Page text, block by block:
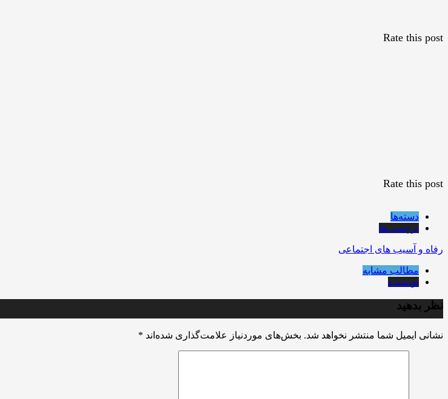
Rate this post
Rate this post
دسته‌ها
برچسب‌ها
رفاه و آسیب های اجتماعی
مطالب مشابه
نویسنده
نظر بدهید
نشانی ایمیل شما منتشر نخواهد شد. بخش‌های موردنیاز علامت‌گذاری شده‌اند *